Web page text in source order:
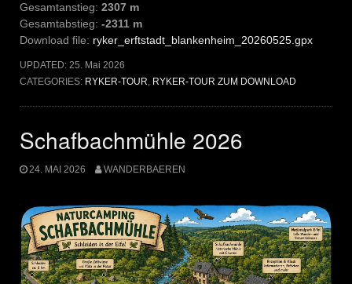
Gesamtanstieg: 2307 m
Gesamtabstieg: -2311 m
Download file: ryker_erftstadt_blankenheim_20260525.gpx
UPDATED: 25. Mai 2026
CATEGORIES: RYKER-TOUR, RYKER-TOUR ZUM DOWNLOAD
Schafbachmühle 2026
24. MAI 2026 WANDERBAEREN